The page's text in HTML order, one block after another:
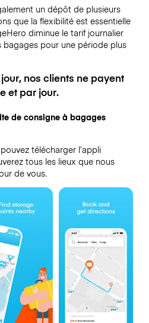
un dépôt de plusieurs
que la flexibilité est essentielle
diminue le tarif journalier
bagages pour une période plus
nos clients ne payent
et par jour.
de consigne à bagages
télécharger l’appli
tous les lieux que nous
de vous.